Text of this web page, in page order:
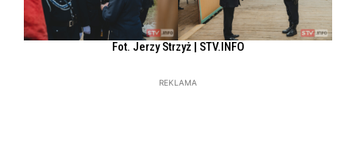
Fot. Jerzy Strzyż | STV.INFO
REKLAMA